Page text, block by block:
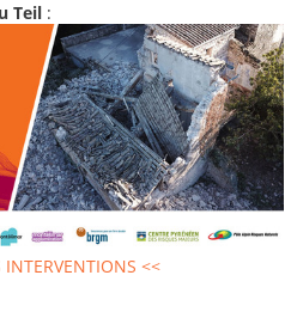
Teil :
INTERVENTIONS <<